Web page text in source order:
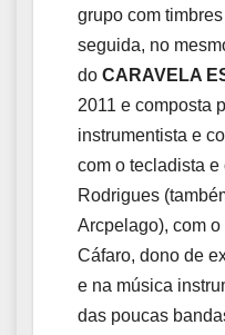
grupo com
seguida, no
do CARAVELA
2011 e composta
instrumentista e
com o tecladista
Rodrigues
Arcpelago), com
Cáfaro, dono de
e na música
das poucas